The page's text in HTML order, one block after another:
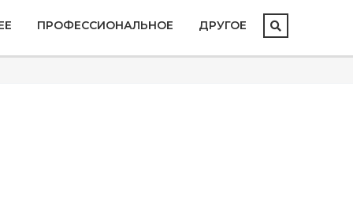
ПРОФЕССИОНАЛЬНОЕ ДРУГОЕ